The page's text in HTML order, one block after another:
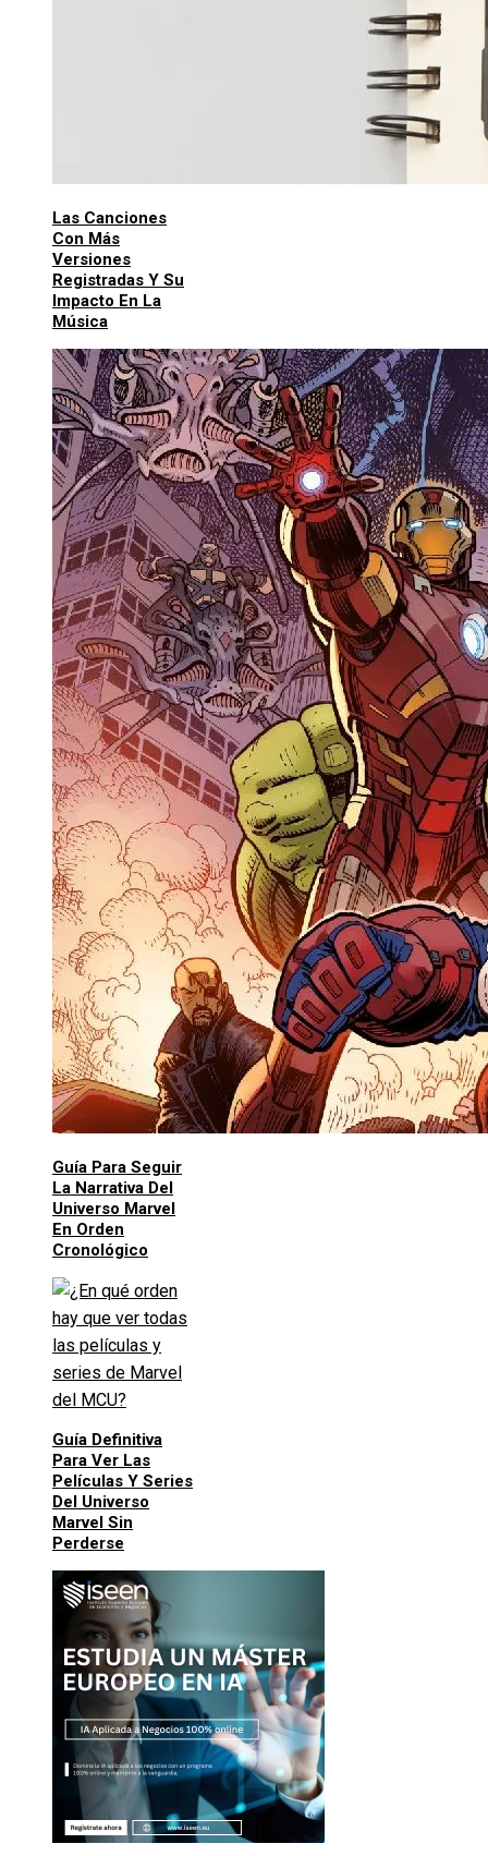
Las Canciones
Con Más
Versiones
Registradas Y Su
Impacto En La
Música
Guía Para Seguir
La Narrativa Del
Universo Marvel
En Orden
Cronológico
Guía Definitiva
Para Ver Las
Películas Y Series
Del Universo
Marvel Sin
Perderse